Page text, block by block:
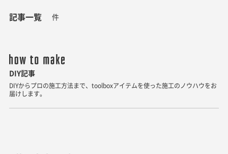
記事一覧 件
DIY記事
DIYからプロの施工方法まで、toolboxアイテムを使った施工のノウハウをお
届けします。